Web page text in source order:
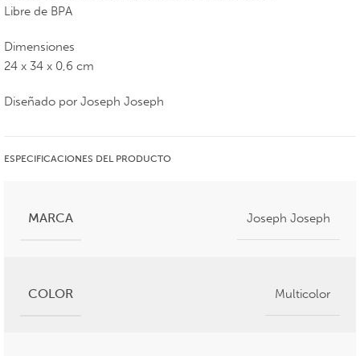
Libre de BPA
Dimensiones
24 x 34 x 0,6 cm
Diseñado por Joseph Joseph
ESPECIFICACIONES DEL PRODUCTO
MARCA Joseph Joseph
COLOR Multicolor